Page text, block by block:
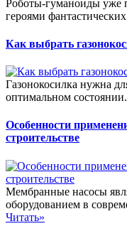
Роботы-гуманоиды уже
героями
Как выбрать
Газонокосилка нужна
оптимальном
Особенности
строительстве
Мембранные насосы
оборудованием в
Читать»